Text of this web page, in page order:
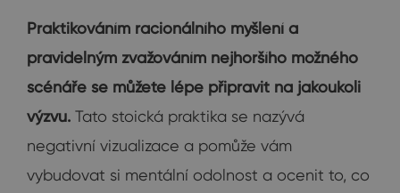
Praktikováním racionálního myšlení a
pravidelným zvažováním nejhoršího možného
scénáře se můžete lépe připravit na jakoukoli
výzvu. Tato stoická praktika se nazývá
negativní vizualizace a pomůže vám
vybudovat si mentální odolnost a ocenit to, co